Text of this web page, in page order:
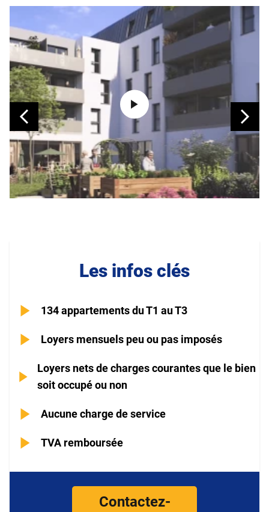
Les infos clés
134 appartements du T1 au T3
Loyers mensuels peu ou pas imposés
Loyers nets de charges courantes que le bien
soit occupé ou non
Aucune charge de service
TVA remboursée
Contactez-